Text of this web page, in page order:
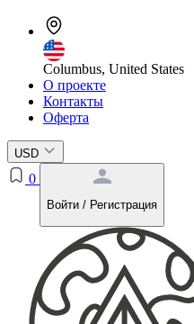
Columbus, United States
О проекте
Контакты
Оферта
USD
0
Войти / Регистрация